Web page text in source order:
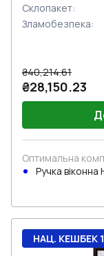
Склопакет:
Зламобезпека:
₴40,214.61
₴28,150.23
Оптимальна
Ручка віконна
НАЦ. КЕШБЕК